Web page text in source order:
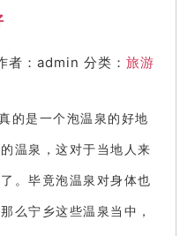
者：admin 分类： 旅游
的是一个泡温泉的好地
温泉，这对于当地人来
。毕竟泡温泉对身体也
么宁乡这些温泉当中，